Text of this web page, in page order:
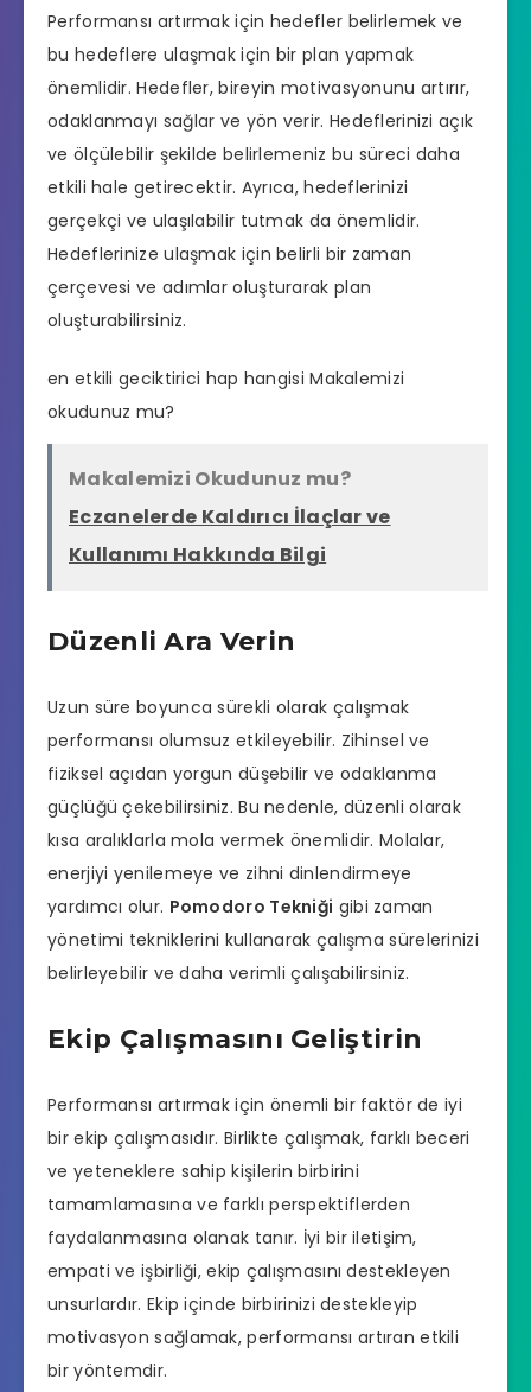
Performansı artırmak için hedefler belirlemek ve
bu hedeflere ulaşmak için bir plan yapmak
önemlidir. Hedefler, bireyin motivasyonunu artırır,
odaklanmayı sağlar ve yön verir. Hedeflerinizi açık
ve ölçülebilir şekilde belirlemeniz bu süreci daha
etkili hale getirecektir. Ayrıca, hedeflerinizi
gerçekçi ve ulaşılabilir tutmak da önemlidir.
Hedeflerinize ulaşmak için belirli bir zaman
çerçevesi ve adımlar oluşturarak plan
oluşturabilirsiniz.
en etkili geciktirici hap hangisi Makalemizi
okudunuz mu?
Makalemizi Okudunuz mu?
Eczanelerde Kaldırıcı İlaçlar ve
Kullanımı Hakkında Bilgi
Düzenli Ara Verin
Uzun süre boyunca sürekli olarak çalışmak
performansı olumsuz etkileyebilir. Zihinsel ve
fiziksel açıdan yorgun düşebilir ve odaklanma
güçlüğü çekebilirsiniz. Bu nedenle, düzenli olarak
kısa aralıklarla mola vermek önemlidir. Molalar,
enerjiyi yenilemeye ve zihni dinlendirmeye
yardımcı olur. Pomodoro Tekniği gibi zaman
yönetimi tekniklerini kullanarak çalışma sürelerinizi
belirleyebilir ve daha verimli çalışabilirsiniz.
Ekip Çalışmasını Geliştirin
Performansı artırmak için önemli bir faktör de iyi
bir ekip çalışmasıdır. Birlikte çalışmak, farklı beceri
ve yeteneklere sahip kişilerin birbirini
tamamlamasına ve farklı perspektiflerden
faydalanmasına olanak tanır. İyi bir iletişim,
empati ve işbirliği, ekip çalışmasını destekleyen
unsurlardır. Ekip içinde birbirinizi destekleyip
motivasyon sağlamak, performansı artıran etkili
bir yöntemdir.